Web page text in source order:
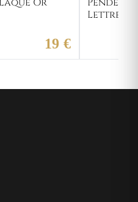
19 €
Lettre U